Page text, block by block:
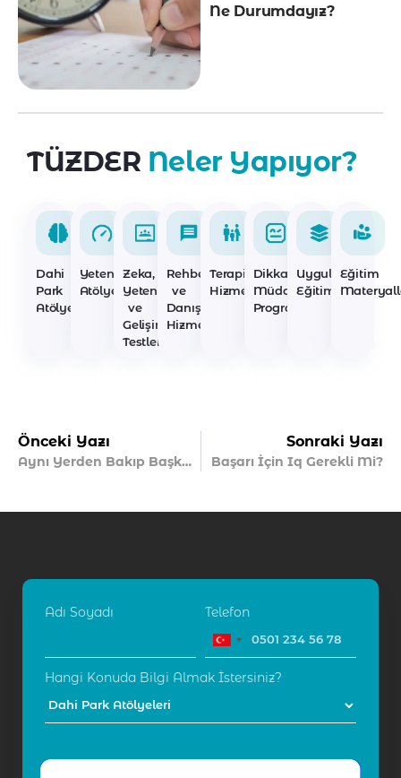
Ne Durumdayız?
TÜZDER Neler Yapıyor?
Dahi
Park
Atölyeleri
Yetenek
Atölyeleri
Zeka,
Yetenek
ve
Gelişim
Testleri
Rehberlik
ve
Danışmanlık
Hizmetleri
Terapi
Hizmetleri
Dikkat
Müdahale
Programları
Uygulayıcı
Eğitimleri
Eğitim
Önceki Yazı
Aynı Yerden Bakıp Başka Şeyler Görebilmek
Sonraki Yazı
Başarı İçin Iq Gerekli Mi?
Adı Soyadı Telefon
Hangi Konuda Bilgi Almak İstersiniz?